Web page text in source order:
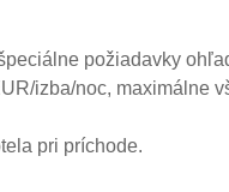
požiadavky
izba/noc, maximálne
pri príchode.